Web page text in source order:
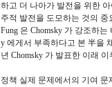
하고 더 나아가 발전을 위한
주적 발전을 도모하는 것의
Fung 은 Chomsky 가 강조하
y 에게서 부족하다고 본 半을
년 Chomsky 가 발표한 이래
정책 실제 문제에서의 기여 문